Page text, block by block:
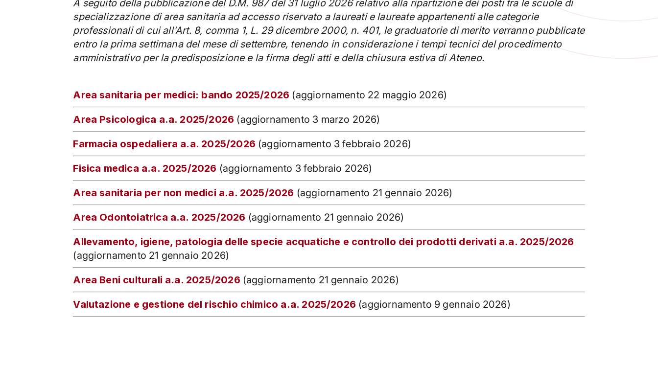
A seguito della pubblicazione del D.M. 987 del 31 luglio 2026 relativo alla ripartizione dei posti tra le scuole di
specializzazione di area sanitaria ad accesso riservato a laureati e laureate appartenenti alle categorie
professionali di cui all'Art. 8, comma 1, L. 29 dicembre 2000, n. 401, le graduatorie di merito verranno pubblicate
entro la prima settimana del mese di settembre, tenendo in considerazione i tempi tecnici del procedimento
amministrativo per la predisposizione e la firma degli atti e della chiusura estiva di Ateneo.
Area sanitaria per medici: bando 2025/2026 (aggiornamento 22 maggio 2026)
Area Psicologica a.a. 2025/2026 (aggiornamento 3 marzo 2026)
Farmacia ospedaliera a.a. 2025/2026 (aggiornamento 3 febbraio 2026)
Fisica medica a.a. 2025/2026 (aggiornamento 3 febbraio 2026)
Area sanitaria per non medici a.a. 2025/2026 (aggiornamento 21 gennaio 2026)
Area Odontoiatrica a.a. 2025/2026 (aggiornamento 21 gennaio 2026)
Allevamento, igiene, patologia delle specie acquatiche e controllo dei prodotti derivati a.a. 2025/2026
(aggiornamento 21 gennaio 2026)
Area Beni culturali a.a. 2025/2026 (aggiornamento 21 gennaio 2026)
Valutazione e gestione del rischio chimico a.a. 2025/2026 (aggiornamento 9 gennaio 2026)